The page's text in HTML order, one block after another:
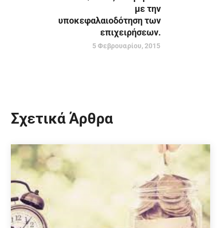
με την
υποκεφαλαιοδότηση των
επιχειρήσεων.
5 Φεβρουαρίου, 2015
Σχετικά Άρθρα